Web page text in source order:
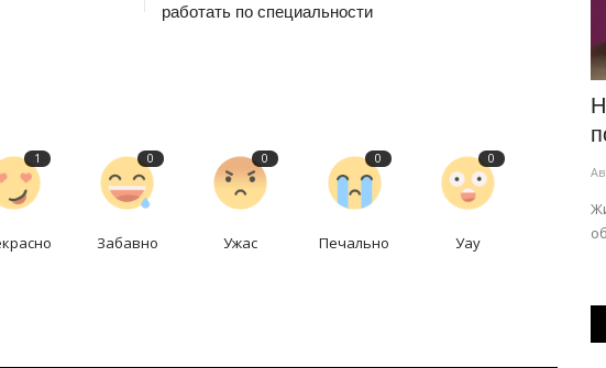
работать по специальности
1 0
Забавно
0
Ужас
0
Печально
0
Уау
город
в Прагу на десять
Авг 6, 2026 106
Чтобы получить подарок, нужно было правильно